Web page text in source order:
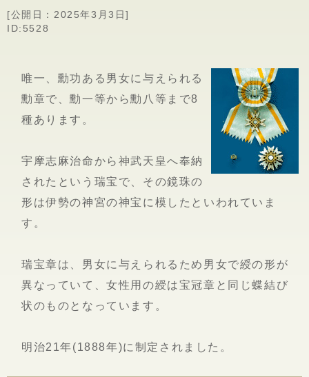
[公開日： 2025年3月3日]
ID:5528
唯一、勳功ある男女に与えられる
勳章で、勳一等から勳八等まで8
種あります。
宇摩志麻治命から神武天皇へ奉納
されたという瑞宝で、その鏡珠の
形は伊勢の神宮の神宝に模したといわれていま
す。
瑞宝章は、男女に与えられるため男女で綬の形が
異なっていて、女性用の綬は宝冠章と同じ蝶結び
状のものとなっています。
明治21年(1888年)に制定されました。